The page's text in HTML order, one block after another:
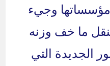
وجيء
ما خف وزنه
الجديدة التي